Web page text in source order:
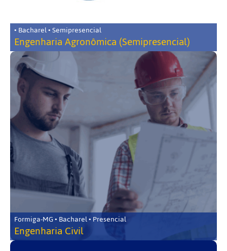
• Bacharel • Semipresencial
Engenharia Agronômica (Semipresencial)
Formiga-MG • Bacharel • Presencial
Engenharia Civil